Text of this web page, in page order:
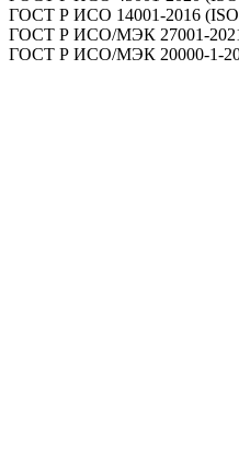
ГОСТ Р ИСО 14001-2016 (ISO
ГОСТ Р ИСО/МЭК 27001-2021
ГОСТ Р ИСО/МЭК 20000-1-